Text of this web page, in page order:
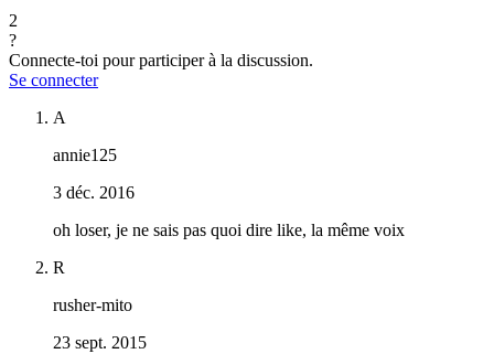
2
?
Connecte-toi pour participer à la discussion.
Se connecter
A
annie125
3 déc. 2016
oh loser, je ne sais pas quoi dire like, la même voix
R
rusher-mito
23 sept. 2015